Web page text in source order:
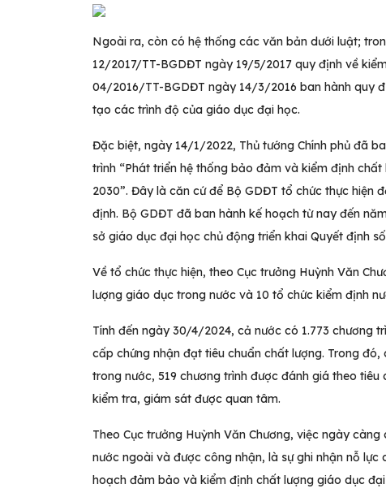
Ngoài ra, còn có hệ thống các văn bản dưới luật;
12/2017/TT-BGDĐT ngày 19/5/2017 quy định về
04/2016/TT-BGDĐT ngày 14/3/2016 ban hành quy
tạo các trình độ của giáo dục đại học.
Đặc biệt, ngày 14/1/2022, Thủ tướng Chính phủ đã
trình “Phát triển hệ thống bảo đảm và kiểm định
2030”. Đây là căn cứ để Bộ GDĐT tổ chức thực
định. Bộ GDĐT đã ban hành kế hoạch từ nay đến
sở giáo dục đại học chủ động triển khai Quyết định
Về tổ chức thực hiện, theo Cục trưởng Huỳnh Văn
lượng giáo dục trong nước và 10 tổ chức kiểm định
Tính đến ngày 30/4/2024, cả nước có 1.773 chương
cấp chứng nhận đạt tiêu chuẩn chất lượng. Trong
trong nước, 519 chương trình được đánh giá theo
kiểm tra, giám sát được quan tâm.
Theo Cục trưởng Huỳnh Văn Chương, việc ngày
nước ngoài và được công nhận, là sự ghi nhận nỗ
hoạch đảm bảo và kiểm định chất lượng giáo dục